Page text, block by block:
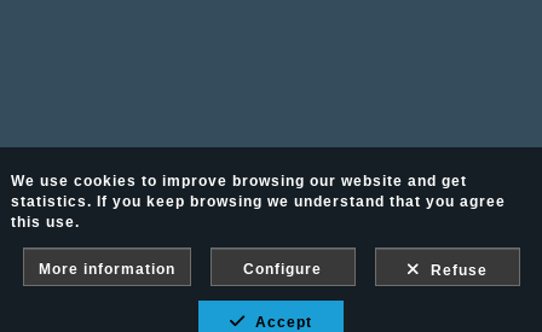
We use cookies to improve browsing our website and get
statistics. If you keep browsing we understand that you agree
this use.
More information Configure Refuse
Accept